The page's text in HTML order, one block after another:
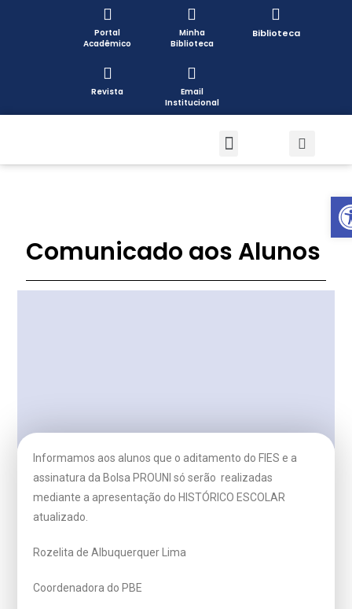
Portal
Acadêmico
Minha
Biblioteca
Biblioteca
Revista
Email
Institucional
Comunicado aos Alunos
Informamos aos alunos que o aditamento do FIES e a
assinatura da Bolsa PROUNI só serão realizadas
mediante a apresentação do HISTÓRICO ESCOLAR
atualizado.
Rozelita de Albuquerquer Lima
Coordenadora do PBE
Open toolbar